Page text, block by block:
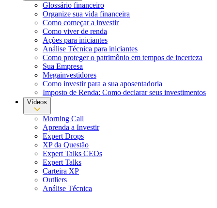
Glossário financeiro
Organize sua vida financeira
Como começar a investir
Como viver de renda
Ações para iniciantes
Análise Técnica para iniciantes
Como proteger o patrimônio em tempos de incerteza
Sua Empresa
Megainvestidores
Como investir para a sua aposentadoria
Imposto de Renda: Como declarar seus investimentos
Vídeos
Morning Call
Aprenda a Investir
Expert Drops
XP da Questão
Expert Talks CEOs
Expert Talks
Carteira XP
Outliers
Análise Técnica